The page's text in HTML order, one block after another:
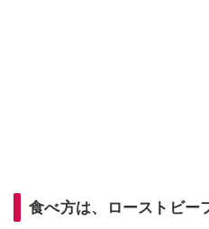
食べ方は、ローストビー